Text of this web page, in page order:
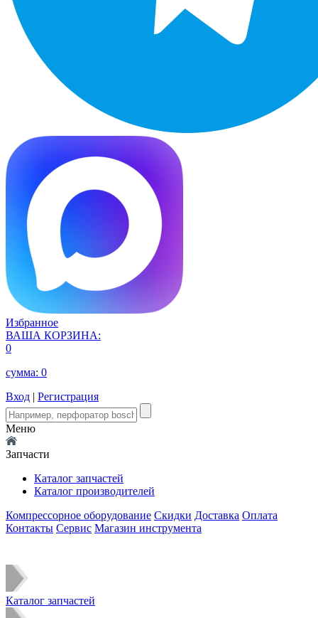
Избранное
ВАША КОРЗИНА:
0
сумма: 0
Вход | Регистрация
Меню
Запчасти
Каталог запчастей
Каталог производителей
Компрессорное оборудование Скидки Доставка Оплата
Контакты Сервис Магазин инструмента
Каталог запчастей